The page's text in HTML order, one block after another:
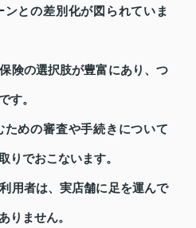
との差別化が図られていま
険の選択肢が豊富にあり、つ
す。
めの審査や手続きについて
りでおこないます。
用者は、実店舗に足を運んで
りません。